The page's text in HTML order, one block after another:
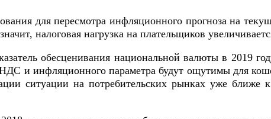
для пересмотра инфляционного прогноза на
налоговая нагрузка на плательщиков
обесценивания национальной валюты в 2019
и инфляционного параметра будут ощутимы для
ситуации на потребительских рынках уже ближе